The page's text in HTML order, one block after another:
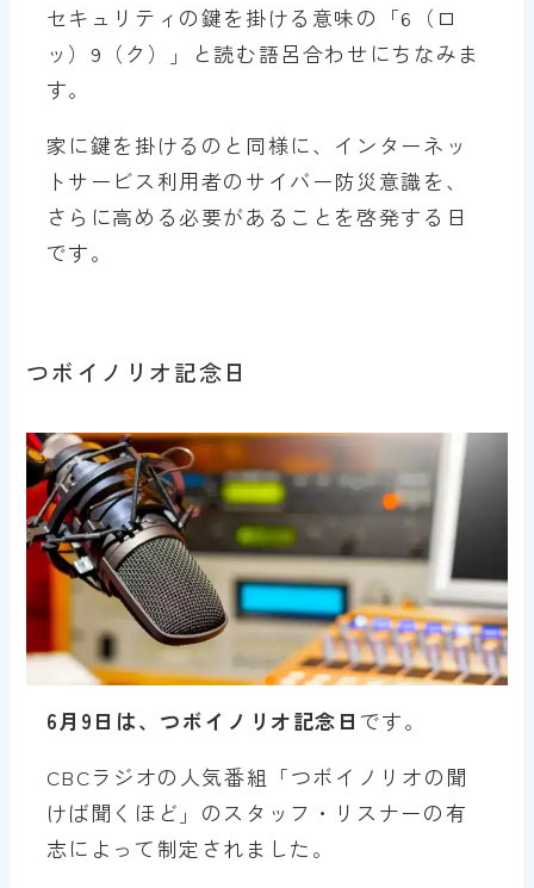
セキュリティの鍵を掛ける意味の「6（ロ
ッ）9（ク）」と読む語呂合わせにちなみま
す。
家に鍵を掛けるのと同様に、インターネッ
トサービス利用者のサイバー防災意識を、
さらに高める必要があることを啓発する日
です。
つボイノリオ記念日
6月9日は、つボイノリオ記念日 です。
CBCラジオの人気番組「つボイノリオの聞
けば聞くほど」のスタッフ・リスナーの有
志によって制定されました。